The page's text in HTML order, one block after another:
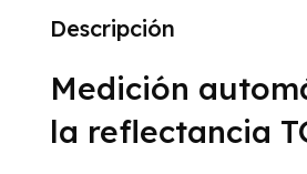
Descripción
Medición
la reflectancia